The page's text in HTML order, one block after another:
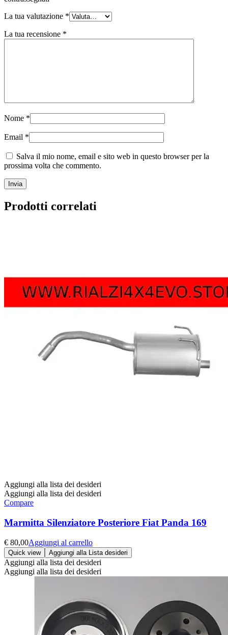
La tua valutazione *
La tua recensione *
Nome *
Email *
Salva il mio nome, email e sito web in questo browser per la
prossima volta che commento.
Prodotti correlati
Aggiungi alla lista dei desideri
Aggiungi alla lista dei desideri
Compare
Marmitta Silenziatore Posteriore Fiat Panda 169
€ 80,00Aggiungi al carrello
Quick view Aggiungi alla Lista desideri
Aggiungi alla lista dei desideri
Aggiungi alla lista dei desideri